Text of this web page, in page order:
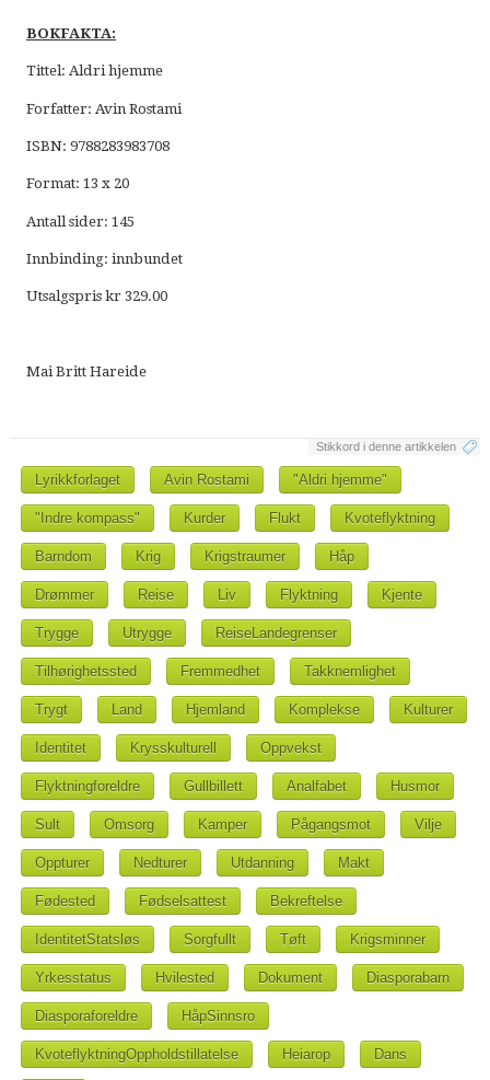
BOKFAKTA:
Tittel: Aldri hjemme
Forfatter: Avin Rostami
ISBN: 9788283983708
Format: 13 x 20
Antall sider: 145
Innbinding: innbundet
Utsalgspris kr 329.00
Mai Britt Hareide
Stikkord i denne artikkelen
Lyrikkforlaget Avin Rostami "Aldri hjemme"
"Indre kompass" Kurder Flukt Kvoteflyktning
Barndom Krig Krigstraumer Håp
Drømmer Reise Liv Flyktning Kjente
Trygge Utrygge ReiseLandegrenser
Tilhørighetssted Fremmedhet Takknemlighet
Trygt Land Hjemland Komplekse Kulturer
Identitet Krysskulturell Oppvekst
Flyktningforeldre Gullbillett Analfabet Husmor
Sult Omsorg Kamper Pågangsmot Vilje
Oppturer Nedturer Utdanning Makt
Fødested Fødselsattest Bekreftelse
IdentitetStatsløs Sorgfullt Tøft Krigsminner
Yrkesstatus Hvilested Dokument Diasporabarn
Diasporaforeldre HåpSinnsro
KvoteflyktningOppholdstillatelse Heiarop Dans